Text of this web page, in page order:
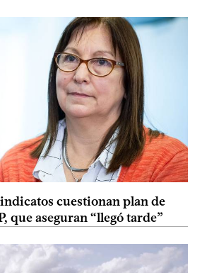
cuestionan plan de
que aseguran “llegó tarde”